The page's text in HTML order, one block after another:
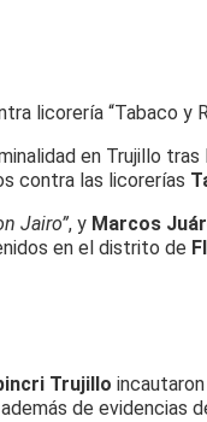
en Trujillo tras
contra las licorerías
Jairo”, y Marcos
en el distrito de
Trujillo incautaron
de evidencias